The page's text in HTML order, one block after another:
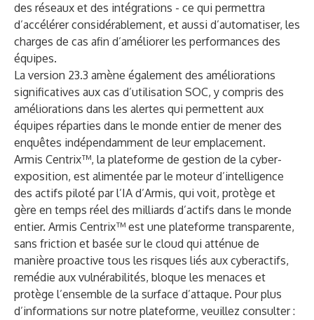
des réseaux et des intégrations - ce qui permettra
d’accélérer considérablement, et aussi d’automatiser, les
charges de cas afin d’améliorer les performances des
équipes.
La version 23.3 amène également des améliorations
significatives aux cas d’utilisation SOC, y compris des
améliorations dans les alertes qui permettent aux
équipes réparties dans le monde entier de mener des
enquêtes indépendamment de leur emplacement.
Armis Centrix™, la plateforme de gestion de la cyber-
exposition, est alimentée par le moteur d’intelligence
des actifs piloté par l’IA d’Armis, qui voit, protège et
gère en temps réel des milliards d’actifs dans le monde
entier. Armis Centrix™ est une plateforme transparente,
sans friction et basée sur le cloud qui atténue de
manière proactive tous les risques liés aux cyberactifs,
remédie aux vulnérabilités, bloque les menaces et
protège l’ensemble de la surface d’attaque. Pour plus
d’informations sur notre plateforme, veuillez consulter :